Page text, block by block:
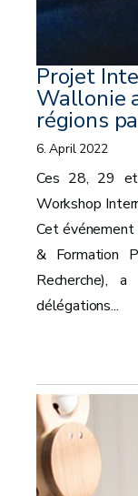
Projet
Wallonie
régions
6. April 2022
Ces 28, 29
Workshop
Cet
& Formation
Recherche),
délégations...